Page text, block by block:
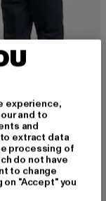
Rec
experience,
and to
and
extract data
processing of
do not have
to change
"Accept" you